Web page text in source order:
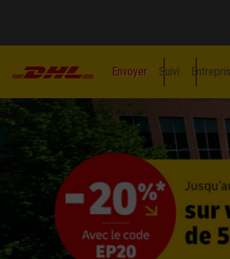
Envoyer Suivi
DHL, livraison